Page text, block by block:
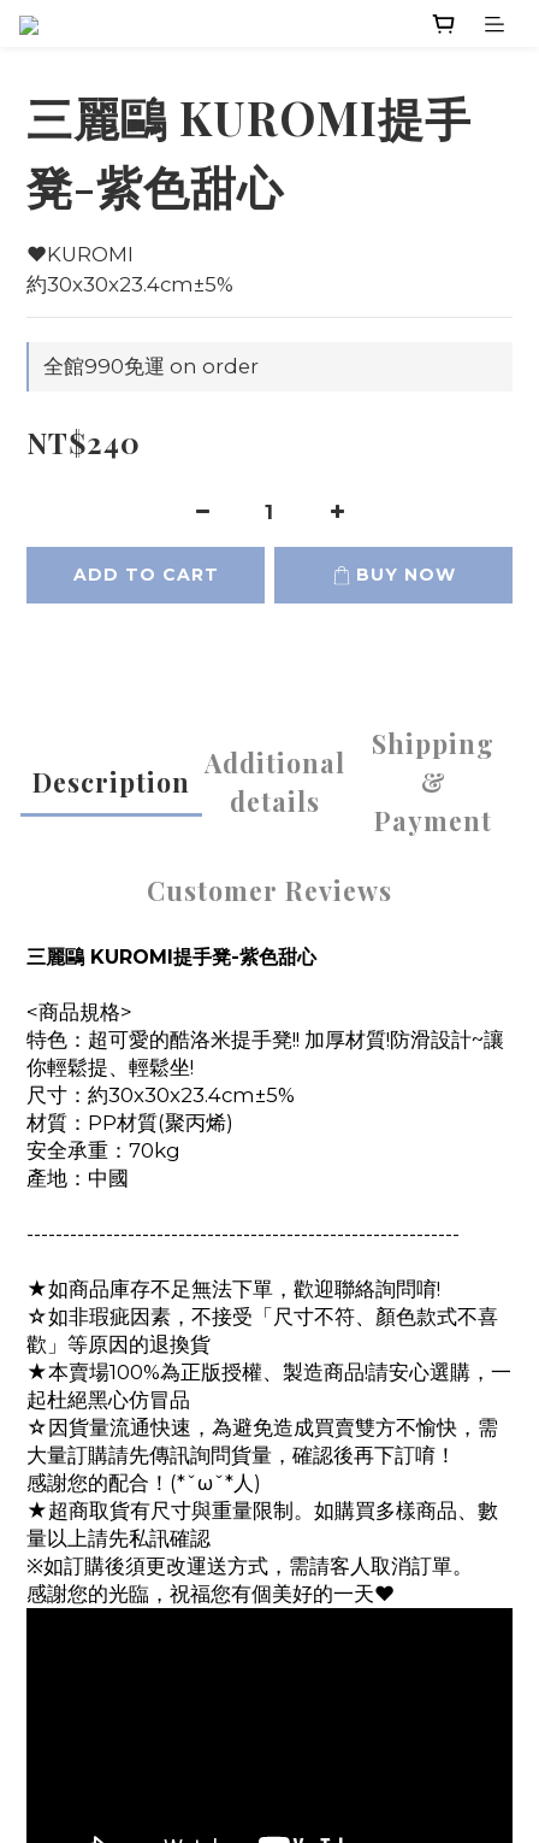
三麗鷗 KUROMI提手
凳-紫色甜心
♥KUROMI
約30x30x23.4cm±5%
全館990免運 on order
NT$240
ADD TO CART BUY NOW
Description
Additional
details
Shipping
&
Payment
Customer Reviews
三麗鷗 KUROMI提手凳-紫色甜心
<商品規格>
特色：超可愛的酷洛米提手凳!! 加厚材質!防滑設計~讓
你輕鬆提、輕鬆坐!
尺寸：約30x30x23.4cm±5%
材質：PP材質(聚丙烯)
安全承重：70kg
產地：中國
------------------------------------------------------------
★如商品庫存不足無法下單，歡迎聯絡詢問唷!
☆如非瑕疵因素，不接受「尺寸不符、顏色款式不喜
歡」等原因的退換貨
★本賣場100%為正版授權、製造商品!請安心選購，一
起杜絕黑心仿冒品
☆因貨量流通快速，為避免造成買賣雙方不愉快，需
大量訂購請先傳訊詢問貨量，確認後再下訂唷！
感謝您的配合！(*ˇωˇ*人)
★超商取貨有尺寸與重量限制。如購買多樣商品、數
量以上請先私訊確認
※如訂購後須更改運送方式，需請客人取消訂單。
感謝您的光臨，祝福您有個美好的一天♥